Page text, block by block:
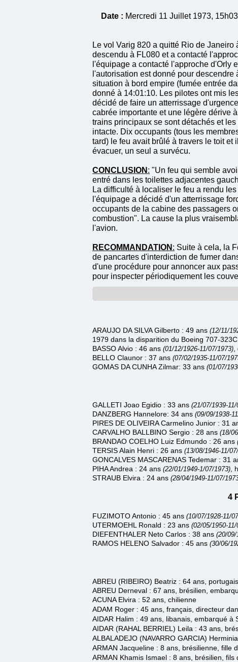
Date : Mercredi 11 Juillet 1973,
Le vol Varig 820 a quitté Rio de
descendu à FL080 et a contacté
l'équipage a contacté l'approche d'Orly
l'autorisation est donné pour
situation à bord empire (fumée entrée
donné à 14:01:10. Les pilotes ont mis
décidé de faire un atterrissage
cabrée importante et une légère dérive
trains principaux se sont détachés et
intacte. Dix occupants (tous les
tard) le feu avait brûlé à travers le toit
évacuer, un seul a survécu.
CONCLUSION : "Un feu qui semble
entré dans les toilettes adjacentes
La difficulté à localiser le feu a rendu
l'équipage a décidé d'un atterrissage
occupants de la cabine des passagers
combustion". La cause la plus
l'avion.
RECOMMANDATION : Suite à cela, la
de pancartes d'interdiction de fumer
d'une procédure pour annoncer aux
pour inspecter périodiquement les
ARAUJO DA SILVA Gilberto : 49 ans (12/11/
1979 dans la disparition du Boeing 707-
BASSO Alvio : 46 ans (01/12/1926-11/07/1973)
BELLO Claunor : 37 ans (07/02/1935-11/07/
GOMAS DA CUNHA Zilmar: 33 ans (01/07/
GALLETI Joao Egidio : 33 ans (21/07/1939-
DANZBERG Hannelore: 34 ans (09/09/1938-
PIRES DE OLIVEIRA Carmelino Junior : 31
CARVALHO BALLBINO Sergio : 28 ans (18/
BRANDAO COELHO Luiz Edmundo : 26 ans
TERSIS Alain Henri : 26 ans (13/08/1946-11/
GONCALVES MASCARENAS Tedemar : 31
PIHA Andrea : 24 ans (22/01/1949-1/07/1973) ,
STRAUB Elvira : 24 ans (28/04/1949-11/07/
4
FUZIMOTO Antonio : 45 ans (10/07/1928-11/
UTERMOEHL Ronald : 23 ans (02/05/1950-
DIEFENTHALER Neto Carlos : 38 ans (20/09/
RAMOS HELENO Salvador : 45 ans (30/06/
ABREU (RIBEIRO) Beatriz : 64 ans,
ABREU Derneval : 67 ans, brésilien,
ACUNA Elvira : 52 ans, chilienne
ADAM Roger : 45 ans, français, directeur
AIDAR Halim : 49 ans, libanais, embarqué à
AIDAR (RAHAL BERRIEL) Leila : 43 ans,
ALBALADEJO (NAVARRO GARCIA) He
ARMAN Jacqueline : 8 ans, brésilienne, fille
ARMAN Khamis Ismael : 8 ans, brésilien,